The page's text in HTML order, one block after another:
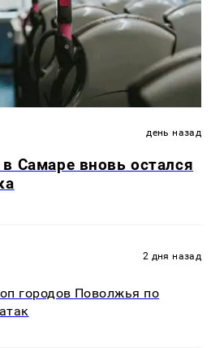
день назад
Самаре вновь остался
2 дня назад
городов Поволжья по